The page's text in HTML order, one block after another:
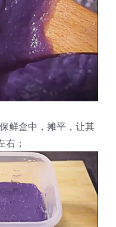
鲜盒中，摊平，让其
右；